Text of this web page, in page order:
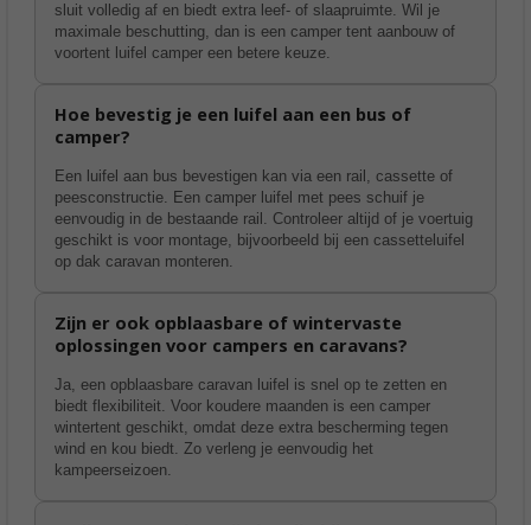
sluit volledig af en biedt extra leef- of slaapruimte. Wil je
maximale beschutting, dan is een camper tent aanbouw of
voortent luifel camper een betere keuze.
Hoe bevestig je een luifel aan een bus of
camper?
Een luifel aan bus bevestigen kan via een rail, cassette of
peesconstructie. Een camper luifel met pees schuif je
eenvoudig in de bestaande rail. Controleer altijd of je voertuig
geschikt is voor montage, bijvoorbeeld bij een cassetteluifel
op dak caravan monteren.
Zijn er ook opblaasbare of wintervaste
oplossingen voor campers en caravans?
Ja, een opblaasbare caravan luifel is snel op te zetten en
biedt flexibiliteit. Voor koudere maanden is een camper
wintertent geschikt, omdat deze extra bescherming tegen
wind en kou biedt. Zo verleng je eenvoudig het
kampeerseizoen.